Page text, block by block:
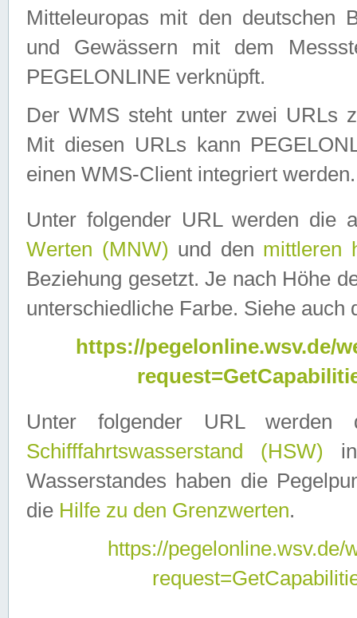
Mitteleuropas mit den deutschen
und Gewässern mit dem
PEGELONLINE verknüpft.
Der WMS steht unter zwei URLs
Mit diesen URLs kann
einen WMS-Client integriert werden.
Unter folgender URL werden die
Werten (MNW) und den mittleren
Beziehung gesetzt. Je nach Höhe
unterschiedliche Farbe. Siehe auch
https://pegelonline.wsv.de/
Unter folgender URL
Schifffahrtswasserstand (HSW)
Wasserstandes haben die
die Hilfe zu den Grenzwerten.
https://